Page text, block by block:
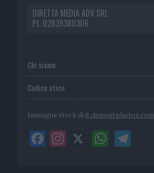
DIRETTA MEDIA ADV SRL
P.I. 02839380306
Chi siamo
Codice etico
Immagini stock di it.depositphotos.com